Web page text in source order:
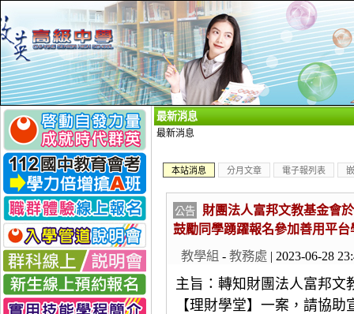
最新消息
最新消息
本站消息 分月文章 電子報列表
公告
財團法人富邦文教基金會
鼓勵同學踴躍報名參加善用平台
教學組 - 教務處 | 2023-06-28
主旨：轉知財團法人富邦文
【理財學堂】一案，請協